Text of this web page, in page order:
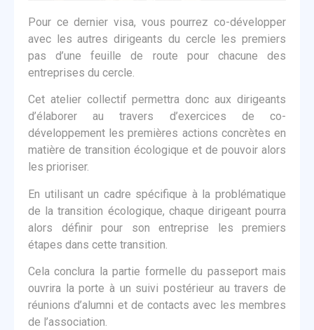
Pour ce dernier visa, vous pourrez co-développer
avec les autres dirigeants du cercle les premiers
pas d’une feuille de route pour chacune des
entreprises du cercle.
Cet atelier collectif permettra donc aux dirigeants
d’élaborer au travers d’exercices de co-
développement les premières actions concrètes en
matière de transition écologique et de pouvoir alors
les prioriser.
En utilisant un cadre spécifique à la problématique
de la transition écologique, chaque dirigeant pourra
alors définir pour son entreprise les premiers
étapes dans cette transition.
Cela conclura la partie formelle du passeport mais
ouvrira la porte à un suivi postérieur au travers de
réunions d’alumni et de contacts avec les membres
de l’association.